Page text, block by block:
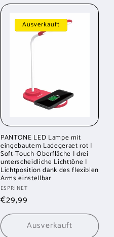
Ausverkauft
PANTONE LED Lampe mit
eingebautem Ladegeraet rot |
Soft-Touch-Oberfläche | drei
unterscheidliche Lichttöne |
Lichtposition dank des flexiblen
Arms einstellbar
Anbieter:
ESPRINET
Normaler
Preis
€29,99
Ausverkauft